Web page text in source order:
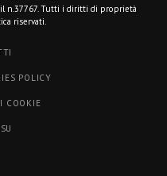
n.37767. Tutti i diritti di proprietà
riservati.
POLICY
COOKIE